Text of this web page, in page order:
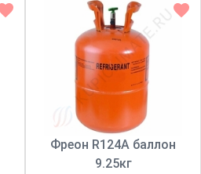
Фреон R124A баллон
9.25кг